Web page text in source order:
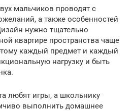
мальчиков проводят с
а также особенностей
нужно тщательно
квартире пространства чаще
каждый предмет и каждый
нагрузку и быть
любят игры, а школьнику
выполнить домашнее